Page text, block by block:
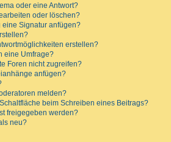
oder eine Antwort?
oder löschen?
eine Signatur anfügen?
erstellen?
eine Umfrage?
Foren nicht zugreifen?
anfügen?
melden?
beim Schreiben eines Beitrags?
freigegeben werden?
neu?